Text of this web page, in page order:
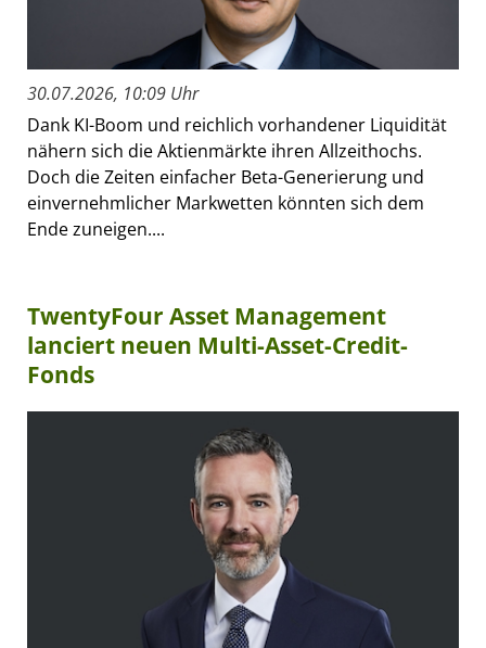
30.07.2026, 10:09 Uhr
Dank KI-Boom und reichlich vorhandener Liquidität
nähern sich die Aktienmärkte ihren Allzeithochs.
Doch die Zeiten einfacher Beta-Generierung und
einvernehmlicher Markwetten könnten sich dem
Ende zuneigen....
TwentyFour Asset Management
lanciert neuen Multi-Asset-Credit-
Fonds